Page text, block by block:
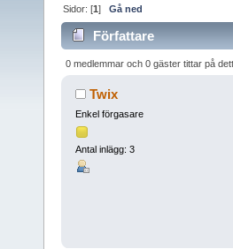
Sidor: [1]Gå ned
Författare
0 medlemmar och 0 gäster tittar på
Twix
Enkel förgasare
Antal inlägg: 3